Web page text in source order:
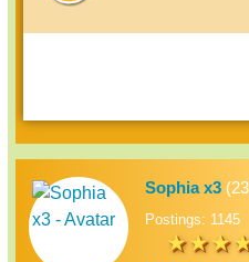
Sophia x3
Postings: 1145